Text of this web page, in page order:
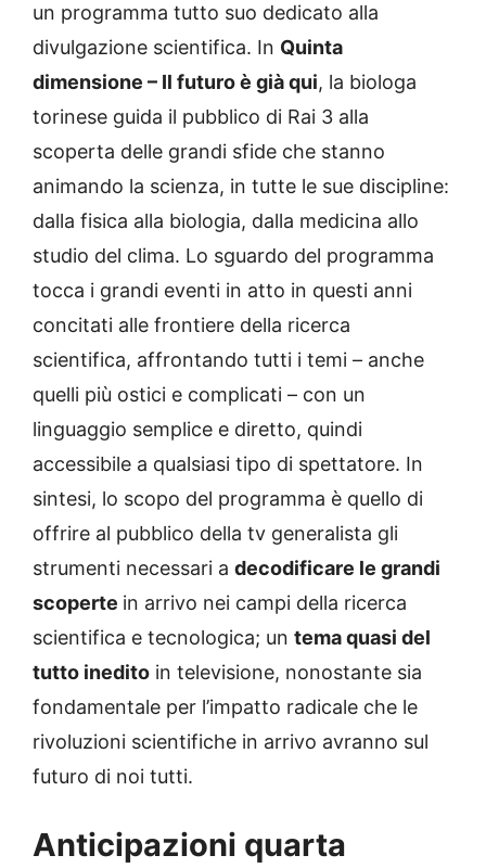
un programma tutto suo dedicato alla
divulgazione scientifica. In Quinta
dimensione – Il futuro è già qui, la biologa
torinese guida il pubblico di Rai 3 alla
scoperta delle grandi sfide che stanno
animando la scienza, in tutte le sue discipline:
dalla fisica alla biologia, dalla medicina allo
studio del clima. Lo sguardo del programma
tocca i grandi eventi in atto in questi anni
concitati alle frontiere della ricerca
scientifica, affrontando tutti i temi – anche
quelli più ostici e complicati – con un
linguaggio semplice e diretto, quindi
accessibile a qualsiasi tipo di spettatore. In
sintesi, lo scopo del programma è quello di
offrire al pubblico della tv generalista gli
strumenti necessari a decodificare le grandi
scoperte in arrivo nei campi della ricerca
scientifica e tecnologica; un tema quasi del
tutto inedito in televisione, nonostante sia
fondamentale per l’impatto radicale che le
rivoluzioni scientifiche in arrivo avranno sul
futuro di noi tutti.
Anticipazioni quarta